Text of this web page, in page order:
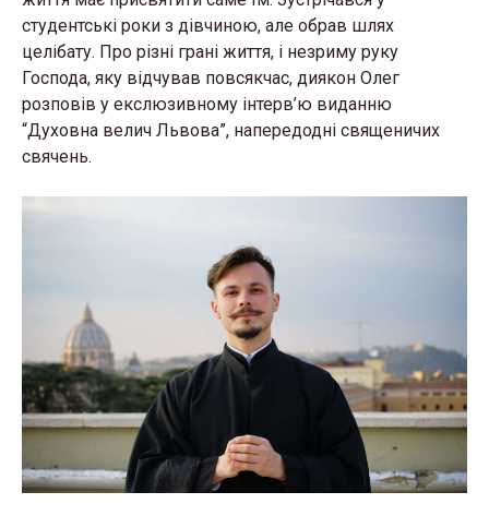
студентські роки з дівчиною, але обрав шлях
целібату. Про різні грані життя, і незриму руку
Господа, яку відчував повсякчас, диякон Олег
розповів у екслюзивному інтерв’ю виданню
“Духовна велич Львова”, напередодні священичих
свячень.